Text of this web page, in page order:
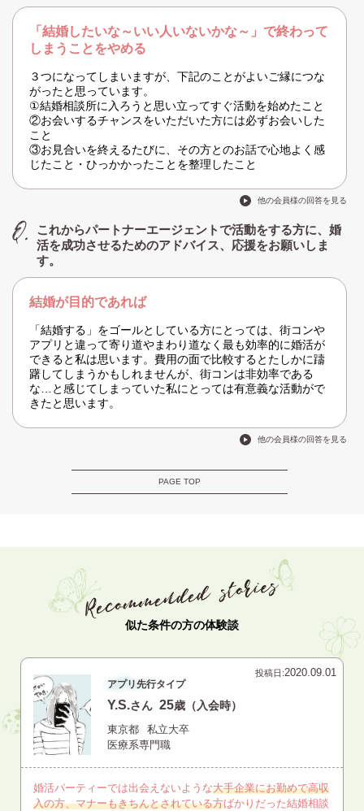
「結婚したいな～いい人いないかな～」で終わって
しまうことをやめる
３つになってしまいますが、下記のことがよいご縁につな
がったと思っています。
①結婚相談所に入ろうと思い立ってすぐ活動を始めたこと
②お会いするチャンスをいただいた方には必ずお会いした
こと
③お見合いを終えるたびに、その方とのお話で心地よく感
じたこと・ひっかかったことを整理したこと
他の会員様の回答を見る
これからパートナーエージェントで活動をする方に、婚
活を成功させるためのアドバイス、応援をお願いしま
す。
結婚が目的であれば
「結婚する」をゴールとしている方にとっては、街コンや
アプリと違って寄り道やまわり道なく最も効率的に婚活が
できると私は思います。費用の面で比較するとたしかに躊
躇してしまうかもしれませんが、街コンは非効率である
な…と感じてしまっていた私にとっては有意義な活動がで
きたと思います。
他の会員様の回答を見る
PAGE TOP
似た条件の方の体験談
投稿日:2020.09.01
アプリ先行タイプ
Y.S.さん 25歳（入会時）
東京都
私立大卒
医療系専門職
婚活パーティーでは出会えないような大手企業にお勤めで高収
入の方、マナーもきちんとされている方ばかりだった結婚相談